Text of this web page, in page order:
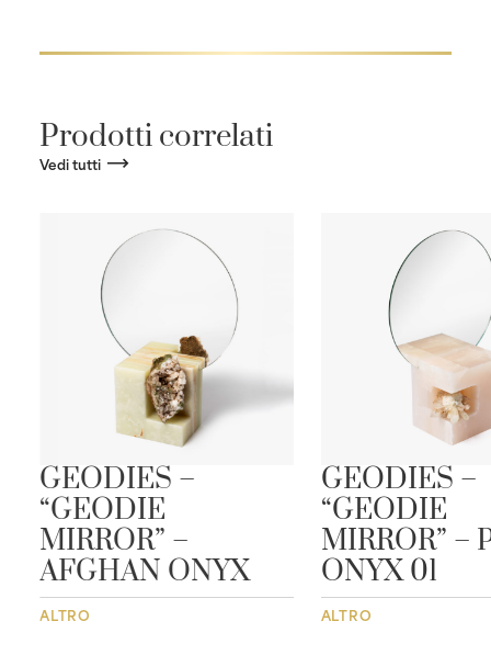
Prodotti correlati
Vedi tutti
GEODIES –
“GEODIE
MIRROR” –
AFGHAN ONYX
ALTRO
GEODIES –
“GEODIE
MIRROR” –
ONYX 01
ALTRO